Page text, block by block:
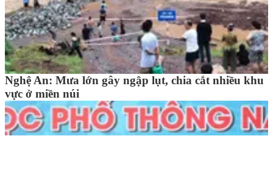
Nghệ An: Mưa lớn gây ngập lụt, chia cắt nhiều khu
vực ở miền núi